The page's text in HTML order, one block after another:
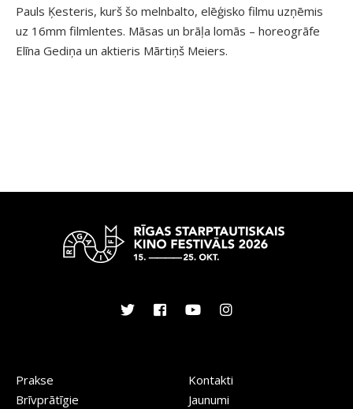
Pauls Ķesteris, kurš šo melnbalto, elēģisko filmu uzņēmis
uz 16mm filmlentes. Māsas un brāļa lomās – horeogrāfe
Elīna Gediņa un aktieris Mārtiņš Meiers.
Prakse
Brīvprātīgie
Kontakti
Jaunumi